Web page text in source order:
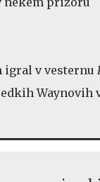
igral v vesternu
Waynovih